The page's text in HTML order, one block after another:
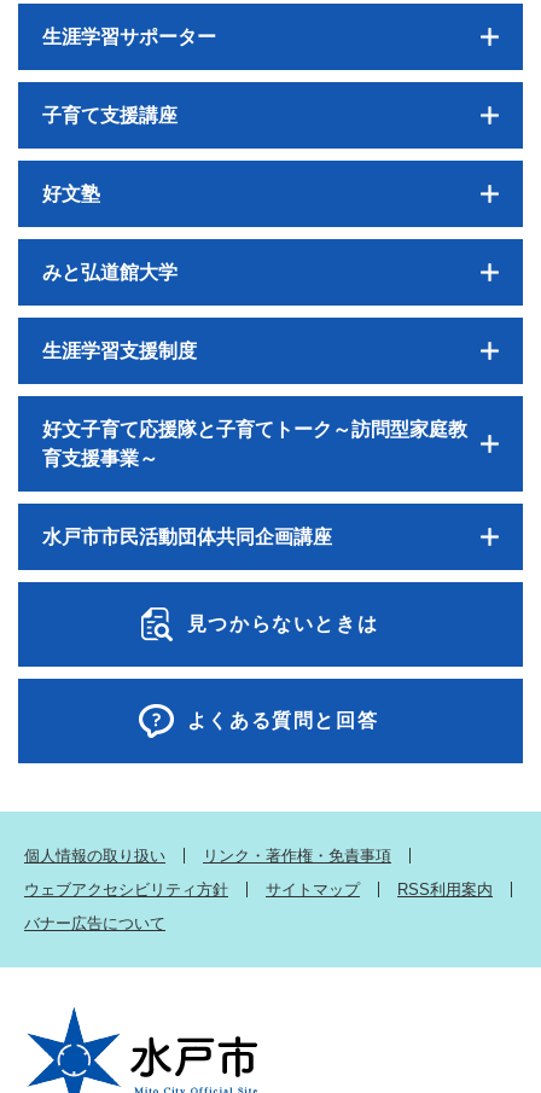
生涯学習サポーター
子育て支援講座
好文塾
みと弘道館大学
生涯学習支援制度
好文子育て応援隊と子育てトーク～訪問型家庭教
育支援事業～
水戸市市民活動団体共同企画講座
見つからないときは
よくある質問と回答
個人情報の取り扱い
リンク・著作権・免責事項
ウェブアクセシビリティ方針
サイトマップ
RSS利用案内
バナー広告について